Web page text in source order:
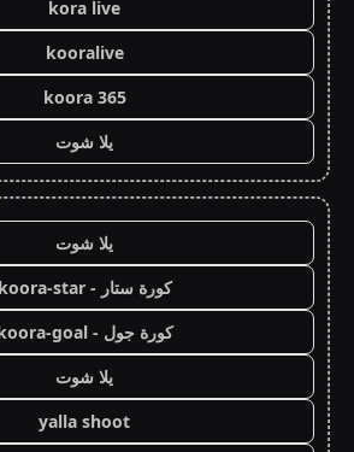
kora live
kooralive
koora 365
يلا شوت
يلا شوت
كورة ستار - koora-star
كورة جول - koora-goal
يلا شوت
yalla shoot